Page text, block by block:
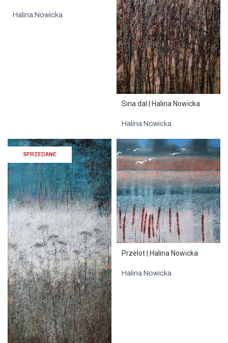
Halina Nowicka
Sina dal | Halina Nowicka
Halina Nowicka
SPRZEDANE
Przelot | Halina Nowicka
Halina Nowicka